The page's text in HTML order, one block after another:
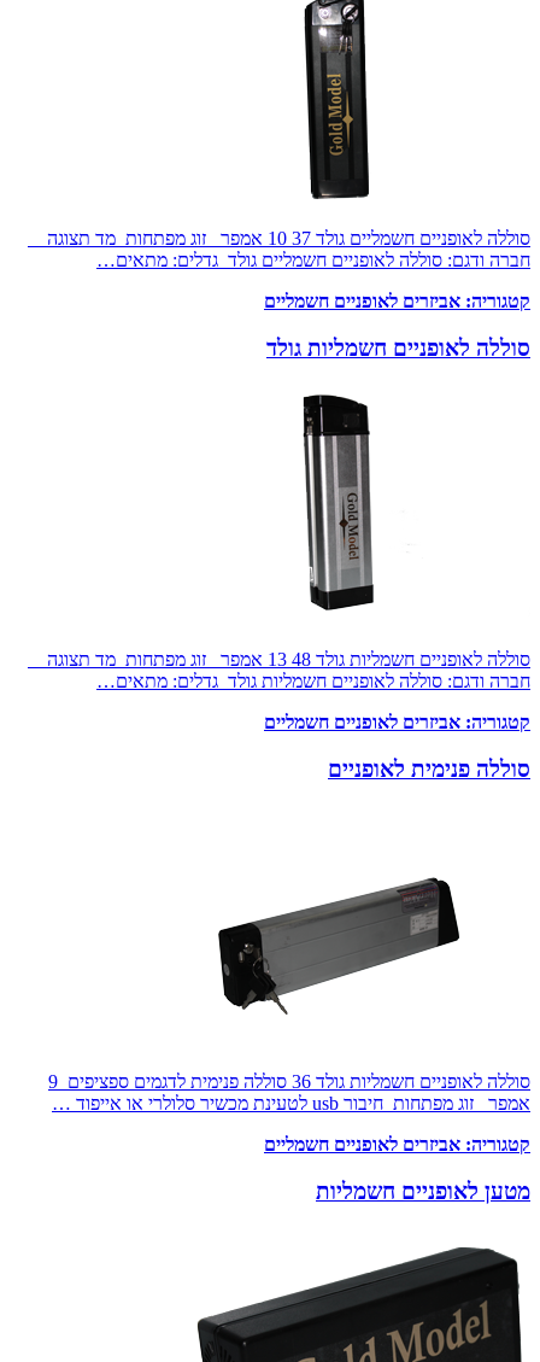
סוללה לאופניים חשמליים גולד 37 10 אמפר זוג מפתחות מד תצוגה
חברה ודגם: סוללה לאופניים חשמליים גולד גדלים: מתאים…
קטגוריה: אביזרים לאופניים חשמליים
סוללה לאופניים חשמליות גולד
סוללה לאופניים חשמליות גולד 48 13 אמפר זוג מפתחות מד תצוגה
חברה ודגם: סוללה לאופניים חשמליות גולד גדלים: מתאים…
קטגוריה: אביזרים לאופניים חשמליים
סוללה פנימית לאופניים
סוללה לאופניים חשמליות גולד 36 סוללה פנימית לדגמים ספציפים 9
אמפר זוג מפתחות חיבור usb לטעינת מכשיר סלולרי או אייפוד …
קטגוריה: אביזרים לאופניים חשמליים
מטען לאופניים חשמליות